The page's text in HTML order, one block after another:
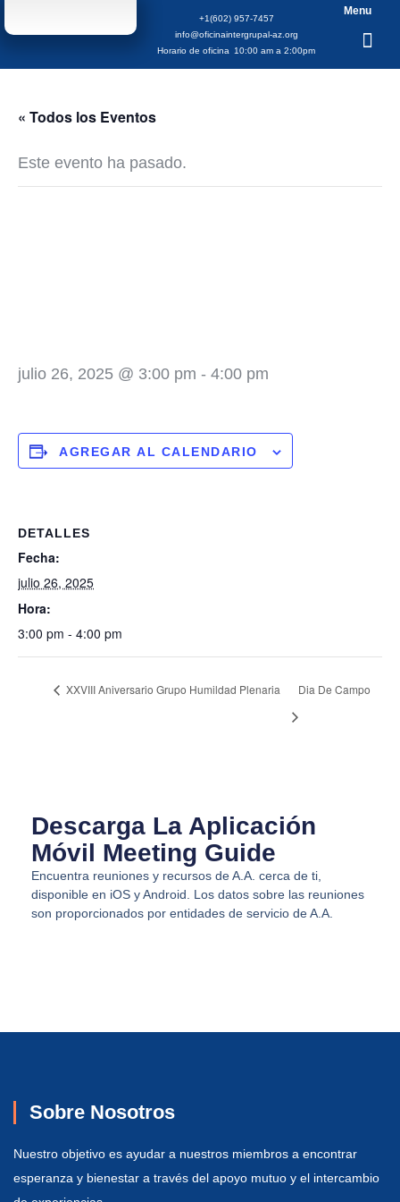
+1(602) 957-7457
info@oficinaintergrupal-az.org
Horario de oficina
10:00 am a 2:00pm
Menu
« Todos los Eventos
Este evento ha pasado.
julio 26, 2025 @ 3:00 pm - 4:00 pm
AGREGAR AL CALENDARIO
DETALLES
Fecha:
julio 26, 2025
Hora:
3:00 pm - 4:00 pm
XXVIII Aniversario Grupo Humildad Plenaria Dia De Campo
Descarga La Aplicación
Móvil Meeting Guide
Encuentra reuniones y recursos de A.A. cerca de ti,
disponible en iOS y Android. Los datos sobre las reuniones
son proporcionados por entidades de servicio de A.A.
Sobre Nosotros
Nuestro objetivo es ayudar a nuestros miembros a encontrar
esperanza y bienestar a través del apoyo mutuo y el intercambio